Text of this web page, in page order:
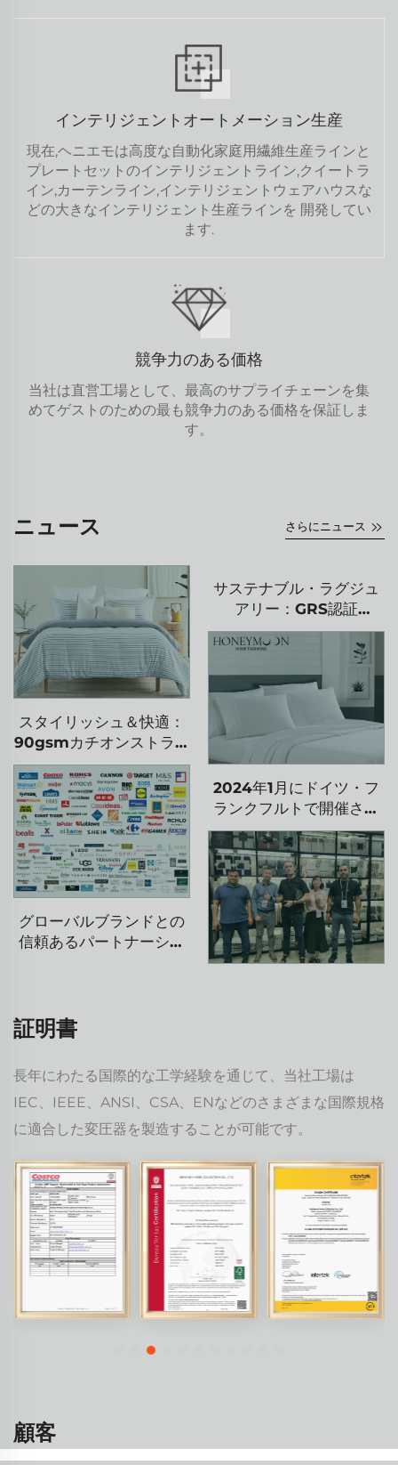
インテリジェントオートメーション生産
現在,ヘニエモは高度な自動化家庭用繊維生産ラインと
プレートセットのインテリジェントライン,クイートラ
イン,カーテンライン,インテリジェントウェアハウスな
どの大きなインテリジェント生産ラインを 開発してい
ます.
競争力のある価格
当社は直営工場として、最高のサプライチェーンを集
めてゲストのための最も競争力のある価格を保証しま
す。
ニュース さらにニュース
スタイリッシュ＆快適：
90gsmカチオンストライ
プ布団カバーセット
サステナブル・ラグジュ
アリー：GRS認証
120GSMリサイクル寝具
セット新登場
グローバルブランドとの
信頼あるパートナーシッ
2024年1月にドイツ・フ
ランクフルトで開催され
たヘニーモフェアでは大
成功を収めました
証明書
長年にわたる国際的な工学経験を通じて、当社工場は
IEC、IEEE、ANSI、CSA、ENなどのさまざまな国際規格
に適合した変圧器を製造することが可能です。
顧客